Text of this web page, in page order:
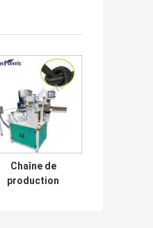
Chaîne de
production